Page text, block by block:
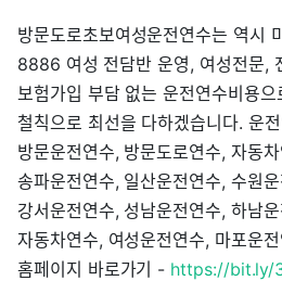
방문도로초보여성운전연수는 역시
8886 여성 전담반 운영, 여성전문,
보험가입 부담 없는 운전연수비용
철칙으로 최선을 다하겠습니다. 운
방문운전연수, 방문도로연수, 자동
송파운전연수, 일산운전연수, 수원
강서운전연수, 성남운전연수, 하남
자동차연수, 여성운전연수, 마포운
홈페이지 바로가기 - https://bit.ly/